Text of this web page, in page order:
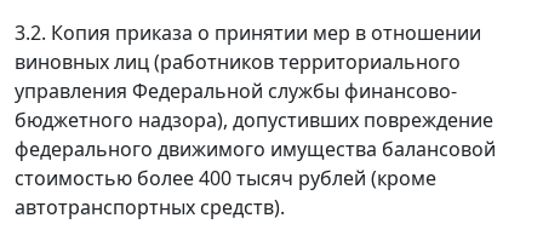
3.2. Копия приказа о принятии мер в отношении
виновных лиц (работников территориального
управления Федеральной службы финансово-
бюджетного надзора), допустивших повреждение
федерального движимого имущества балансовой
стоимостью более 400 тысяч рублей (кроме
автотранспортных средств).